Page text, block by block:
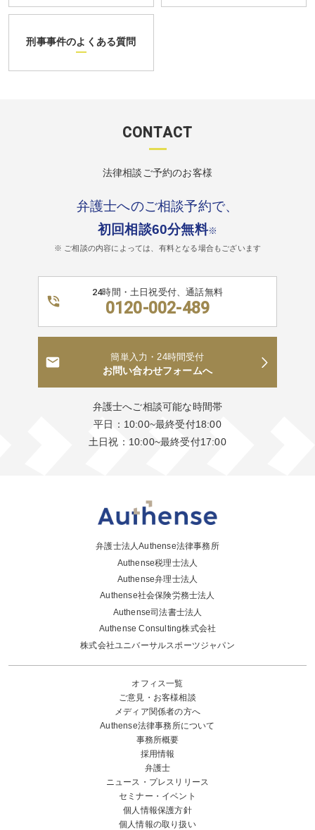
刑事事件のよくある質問
CONTACT
法律相談ご予約のお客様
弁護士へのご相談予約で、
初回相談60分無料※
※ ご相談の内容によっては、有料となる場合もございます
24時間・土日祝受付、通話無料
0120-002-489
簡単入力・24時間受付
お問い合わせフォームへ
弁護士へご相談可能な時間帯
平日：10:00~最終受付18:00
土日祝：10:00~最終受付17:00
弁護士法人Authense法律事務所
Authense税理士法人
Authense弁理士法人
Authense社会保険労務士法人
Authense司法書士法人
Authense Consulting株式会社
株式会社ユニバーサルスポーツジャパン
オフィス一覧
ご意見・お客様相談
メディア関係者の方へ
Authense法律事務所について
事務所概要
採用情報
弁護士
ニュース・プレスリリース
セミナー・イベント
個人情報保護方針
個人情報の取り扱い